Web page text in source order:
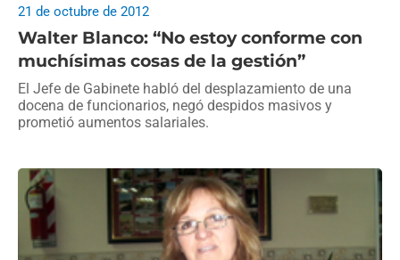
Walter Blanco: “No estoy conforme con
muchísimas cosas de la gestión”
21 de octubre de 2012
El Jefe de Gabinete habló del desplazamiento de una
docena de funcionarios, negó despidos masivos y
prometió aumentos salariales.